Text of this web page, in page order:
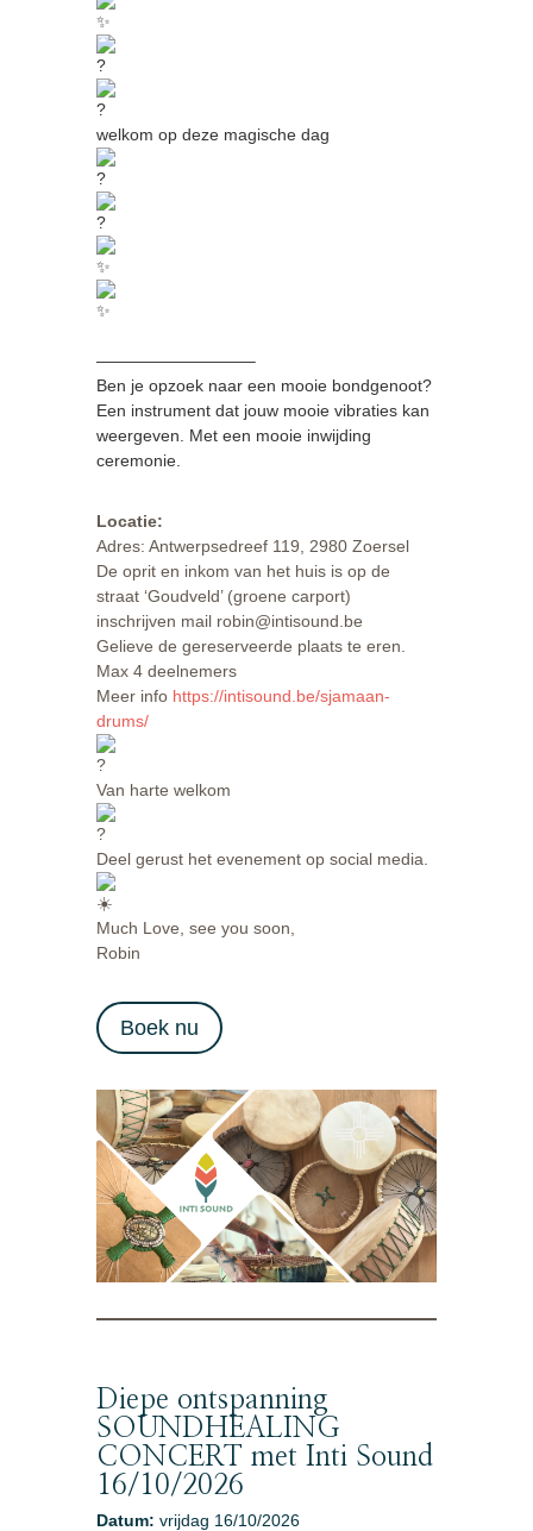
welkom op deze magische dag
—————————–
Ben je opzoek naar een mooie bondgenoot?
Een instrument dat jouw mooie vibraties kan
weergeven. Met een mooie inwijding
ceremonie.
Locatie:
Adres: Antwerpsedreef 119, 2980 Zoersel
De oprit en inkom van het huis is op de
straat ‘Goudveld’ (groene carport)
inschrijven mail robin@intisound.be
Gelieve de gereserveerde plaats te eren.
Max 4 deelnemers
Meer info https://intisound.be/sjamaan-
drums/
Van harte welkom
Deel gerust het evenement op social media.
Much Love, see you soon,
Robin
Boek nu
Diepe ontspanning
SOUNDHEALING
CONCERT met Inti Sound
16/10/2026
Datum: vrijdag 16/10/2026